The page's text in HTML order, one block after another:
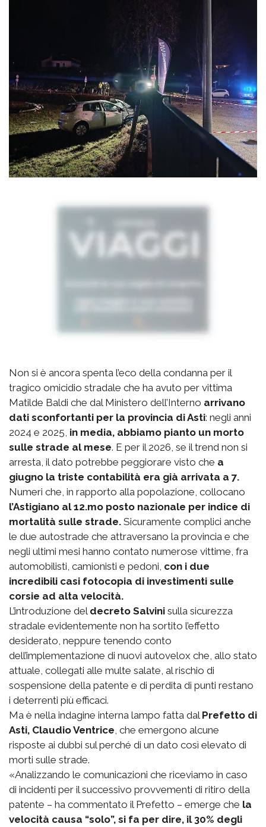
Non si è ancora spenta l’eco della condanna per il
tragico omicidio stradale che ha avuto per vittima
Matilde Baldi che dal Ministero dell’Interno arrivano
dati sconfortanti per la provincia di Asti: negli anni
2024 e 2025, in media, abbiamo pianto un morto
sulle strade al mese. E per il 2026, se il trend non si
arresta, il dato potrebbe peggiorare visto che a
giugno la triste contabilità era già arrivata a 7.
Numeri che, in rapporto alla popolazione, collocano
l’Astigiano al 12.mo posto nazionale per indice di
mortalità sulle strade. Sicuramente complici anche
le due autostrade che attraversano la provincia e che
negli ultimi mesi hanno contato numerose vittime, fra
automobilisti, camionisti e pedoni, con i due
incredibili casi fotocopia di investimenti sulle
corsie ad alta velocità.
L’introduzione del decreto Salvini sulla sicurezza
stradale evidentemente non ha sortito l’effetto
desiderato, neppure tenendo conto
dell’implementazione di nuovi autovelox che, allo stato
attuale, collegati alle multe salate, al rischio di
sospensione della patente e di perdita di punti restano
i deterrenti più efficaci.
Ma è nella indagine interna lampo fatta dal Prefetto di
Asti, Claudio Ventrice , che emergono alcune
risposte ai dubbi sul perché di un dato così elevato di
morti sulle strade.
«Analizzando le comunicazioni che riceviamo in caso
di incidenti per il successivo provvementi di ritiro della
patente – ha commentato il Prefetto – emerge che la
velocità causa “solo”, si fa per dire, il 30% degli